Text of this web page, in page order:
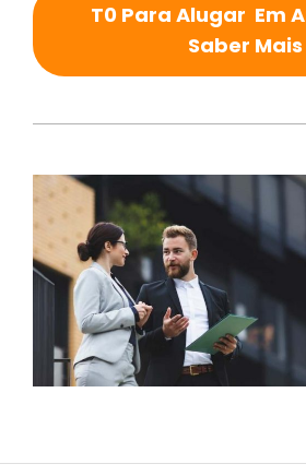
T0 Para Alugar Em
Saber Mais